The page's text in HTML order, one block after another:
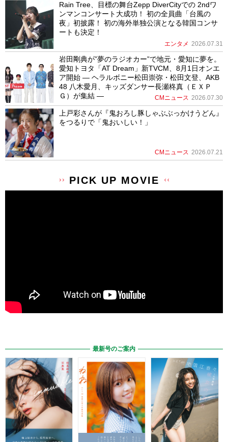
Rain Tree、目標の舞台Zepp DiverCityでの 2ndワ
ンマンコンサート大成功！ 初の全員曲「台風の
夜」初披露！ 初の海外単独公演となる韓国コンサ
ートも決定！
エンタメ 2026.07.31
岩田剛典が”夢のラジオカー”で地元・愛知に夢を。
愛知トヨタ「AT Dream」新TVCM、8月1日オンエ
ア開始 ― ヘラルボニー松田崇弥・松田文登、AKB
48 八木愛月、キッズダンサー長瀬柊真（ＥＸＰ
Ｇ）が集結 ―
CMニュース 2026.07.30
上戸彩さんが『鬼おろし豚しゃぶぶっかけうどん』
をつるりで「鬼おいしい！」
CMニュース 2026.07.21
PICK UP MOVIE
最新号のご案内